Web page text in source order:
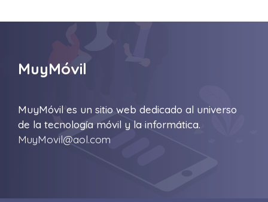
MuyMóvil
MuyMóvil es un sitio web dedicado al universo
de la tecnología móvil y la informática.
MuyMovil@aol.com